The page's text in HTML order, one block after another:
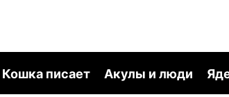
Кошка писает Акулы и люди